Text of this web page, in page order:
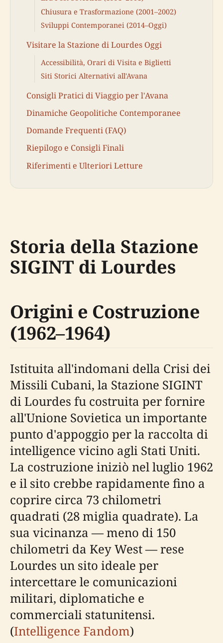
Chiusura e Trasformazione (2001–2002)
Sviluppi Contemporanei (2014–Oggi)
Visitare la Stazione di Lourdes Oggi
Accessibilità, Orari di Visita e Biglietti
Siti Storici Alternativi all'Avana
Consigli Pratici di Viaggio per l'Avana
Dinamiche Geopolitiche Contemporanee
Domande Frequenti (FAQ)
Riepilogo e Consigli Finali
Riferimenti e Ulteriori Letture
Storia della Stazione
SIGINT di Lourdes
Origini e Costruzione
(1962–1964)
Istituita all'indomani della Crisi dei
Missili Cubani, la Stazione SIGINT
di Lourdes fu costruita per fornire
all'Unione Sovietica un importante
punto d'appoggio per la raccolta di
intelligence vicino agli Stati Uniti.
La costruzione iniziò nel luglio 1962
e il sito crebbe rapidamente fino a
coprire circa 73 chilometri
quadrati (28 miglia quadrate). La
sua vicinanza — meno di 150
chilometri da Key West — rese
Lourdes un sito ideale per
intercettare le comunicazioni
militari, diplomatiche e
commerciali statunitensi.
(Intelligence Fandom)